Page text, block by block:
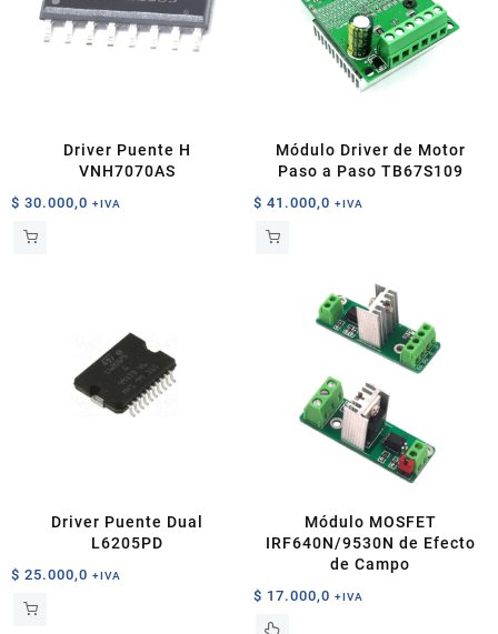
Driver Puente H
VNH7070AS
$ 30.000,0 +IVA
Módulo Driver de Motor
Paso a Paso TB67S109
$ 41.000,0 +IVA
Driver Puente Dual
L6205PD
$ 25.000,0 +IVA
Módulo MOSFET
IRF640N/9530N de Efecto
de Campo
$ 17.000,0 +IVA
Este